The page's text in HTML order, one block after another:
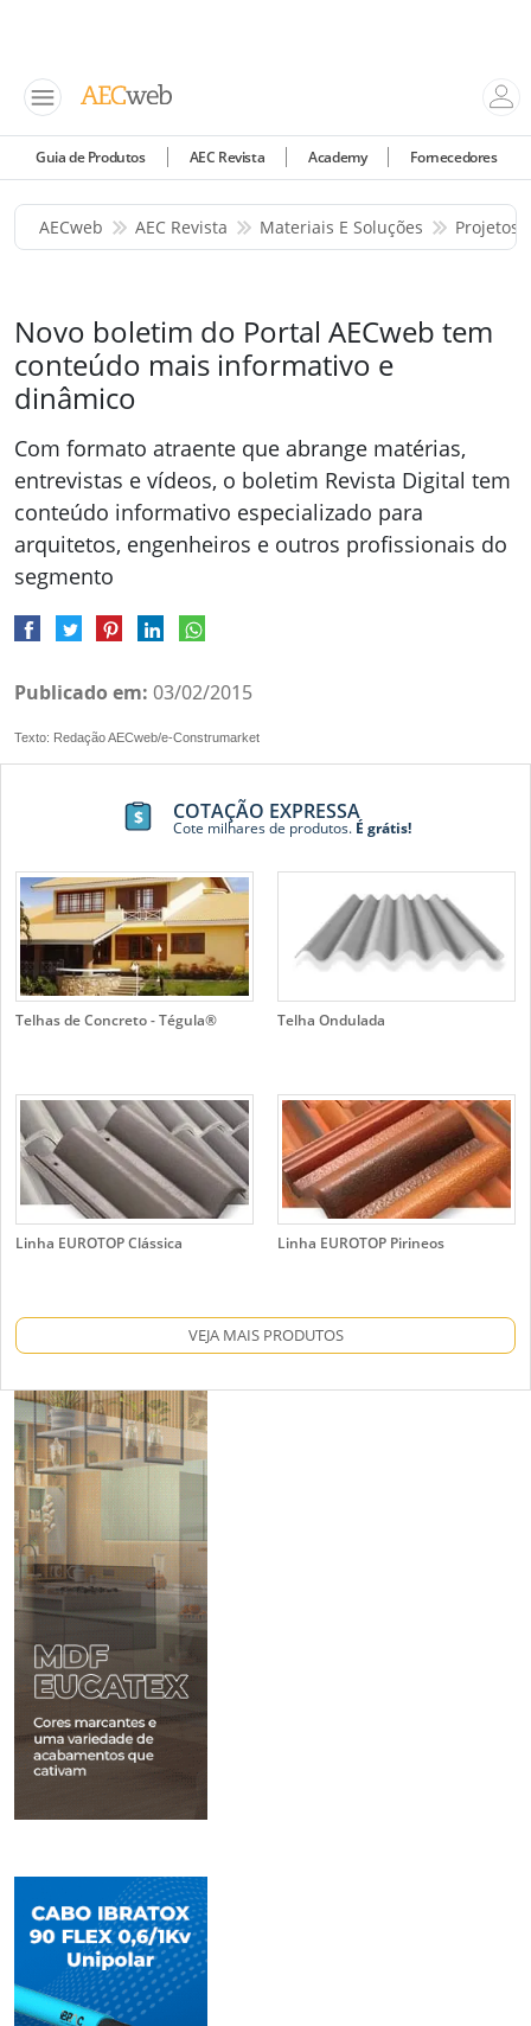
Guia de Produtos AEC Revista Academy Fornecedores
AECweb AEC Revista Materiais E Soluções Projetos
Novo boletim do Portal AECweb tem
conteúdo mais informativo e
dinâmico
Com formato atraente que abrange matérias,
entrevistas e vídeos, o boletim Revista Digital tem
conteúdo informativo especializado para
arquitetos, engenheiros e outros profissionais do
segmento
Publicado em: 03/02/2015
Texto: Redação AECweb/e-Construmarket
COTAÇÃO EXPRESSA
Cote milhares de produtos.É grátis!
Telhas de Concreto - Tégula® Telha Ondulada
Linha EUROTOP Clássica Linha EUROTOP Pirineos
VEJA MAIS PRODUTOS